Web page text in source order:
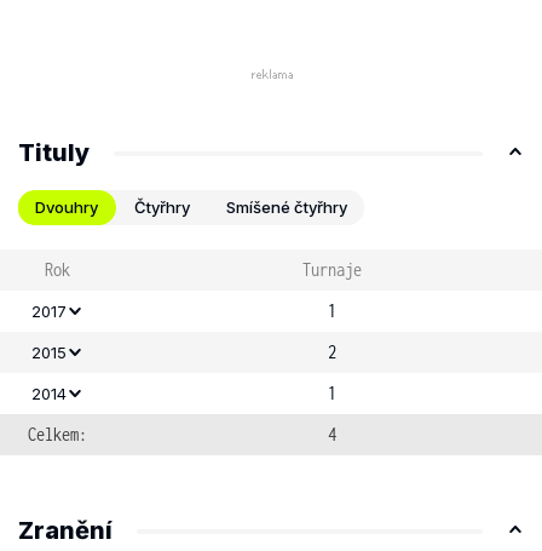
Tituly
Dvouhry Čtyřhry Smíšené čtyřhry
Rok Turnaje
2017 1
2015 2
2014
1
Celkem:
4
Zranění